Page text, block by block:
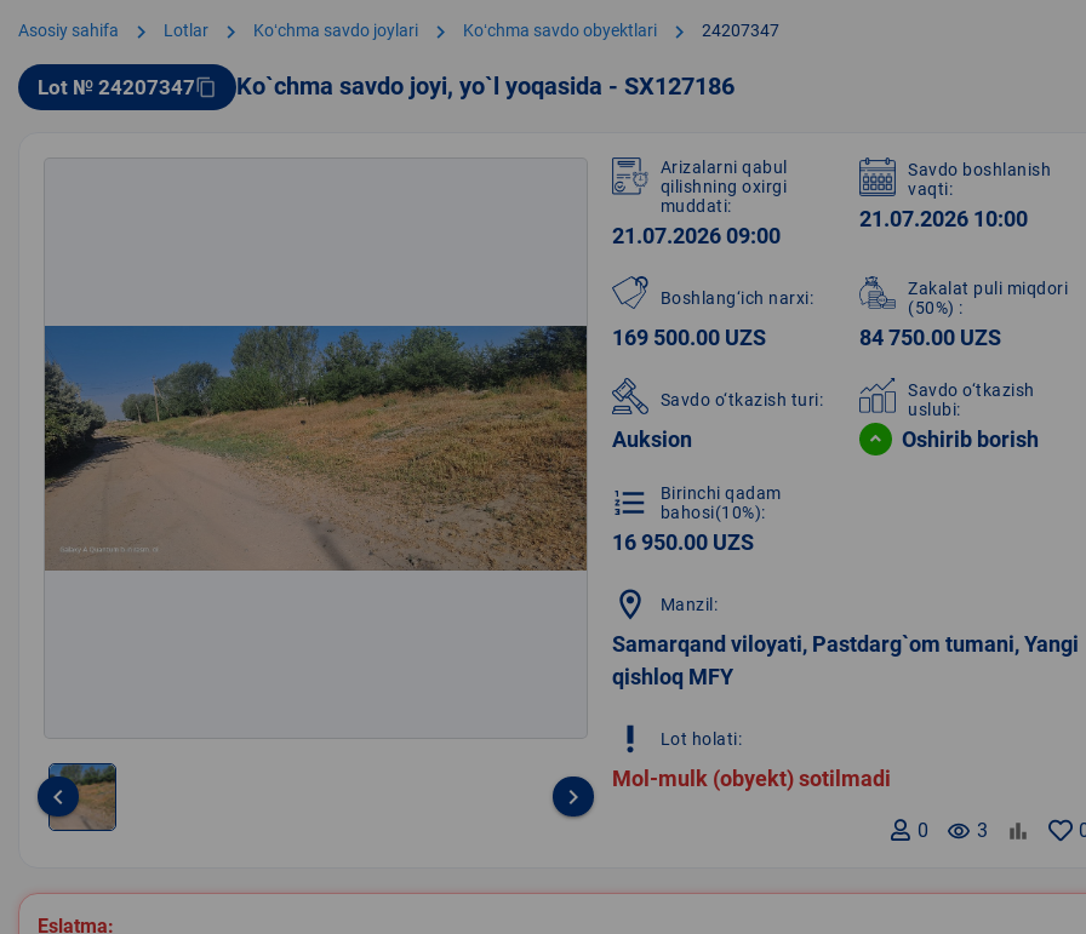
Asosiy sahifa chevron_right Lotlar chevron_right Koʻchma savdo joylari chevron_right Koʻchma savdo obyektlari chevron_right 24207347
Lot № 24207347content_copy Ko`chma savdo joyi, yo`l yoqasida - SX127186
of
1
keyboard_arrow_left keyboard_arrow_right
Arizalarni qabul
qilishning oxirgi
muddati:
21.07.2026 09:00
Savdo boshlanish
vaqti:
21.07.2026 10:00
Boshlang‘ich narxi:
169 500.00 UZS
Zakalat puli miqdori
(50%) :
84 750.00 UZS
Savdo o‘tkazish turi:
Auksion
Savdo o‘tkazish
uslubi:
Oshirib borish
format_list_numbered
Birinchi qadam
bahosi(10%):
16 950.00 UZS
location_on Manzil:
Samarqand viloyati, Pastdarg`om tumani, Yangi
qishloq MFY
priority_high Lot holati:
Mol-mulk (obyekt) sotilmadi
remove_red_eye 3
0
Eslatma: